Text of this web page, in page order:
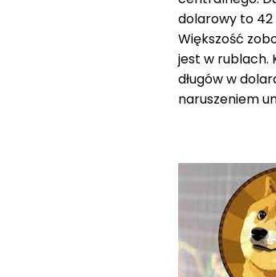
dolarowy to 42
Większość
jest w rublach.
długów w
naruszeniem